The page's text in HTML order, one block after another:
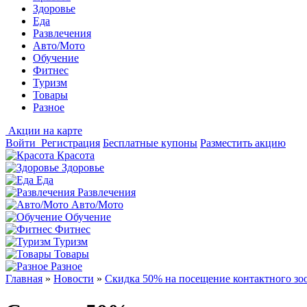
Здоровье
Еда
Развлечения
Авто/Мото
Обучение
Фитнес
Туризм
Товары
Разное
Акции на карте
Войти Регистрация Бесплатные купоны Разместить акцию
Красота
Здоровье
Еда
Развлечения
Авто/Мото
Обучение
Фитнес
Туризм
Товары
Разное
Главная » Новости » Скидка 50% на посещение контактного